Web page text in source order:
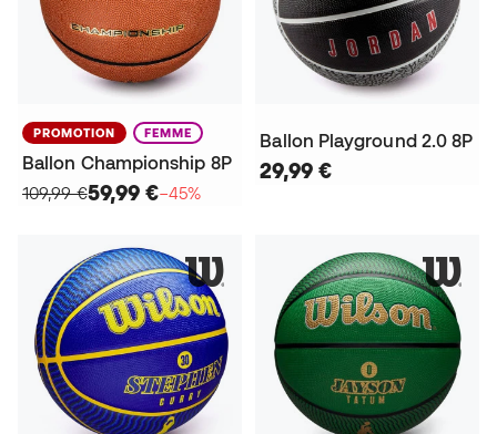
PROMOTION FEMME
Ballon Championship 8P
109,99 €59,99 €−45%
Ballon Playground 2.0 8P
29,99 €